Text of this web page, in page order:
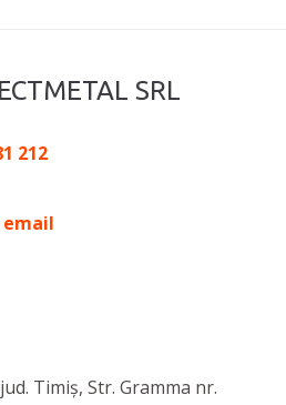
SRL
212
Timiș, Str. Gramma nr.